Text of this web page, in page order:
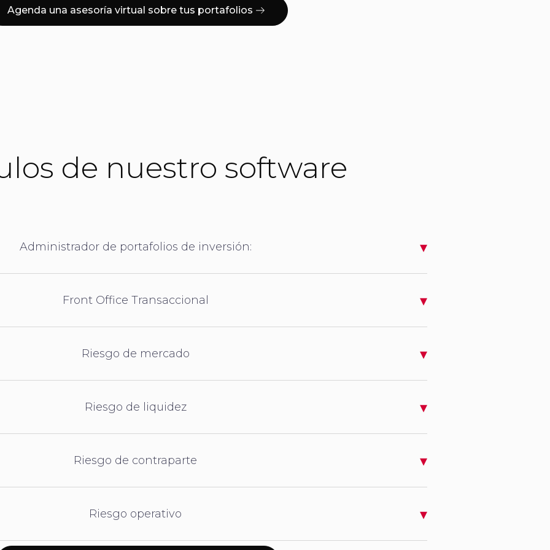
Agenda una asesoría virtual sobre tus portafolios
de nuestro software
Administrador de portafolios de inversión:
Front Office Transaccional
Riesgo de mercado
Riesgo de liquidez
Riesgo de contraparte
Riesgo operativo